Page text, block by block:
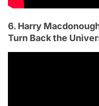
6. Harry
Turn Back the